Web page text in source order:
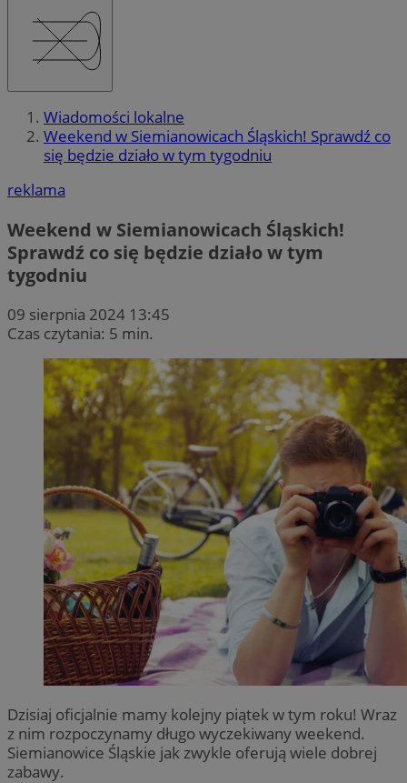
Wiadomości lokalne
Weekend w Siemianowicach Śląskich! Sprawdź co
się będzie działo w tym tygodniu
reklama
Weekend w Siemianowicach Śląskich!
Sprawdź co się będzie działo w tym
tygodniu
09 sierpnia 2024 13:45
Czas czytania: 5 min.
Dzisiaj oficjalnie mamy kolejny piątek w tym roku! Wraz
z nim rozpoczynamy długo wyczekiwany weekend.
Siemianowice Śląskie jak zwykle oferują wiele dobrej
zabawy.